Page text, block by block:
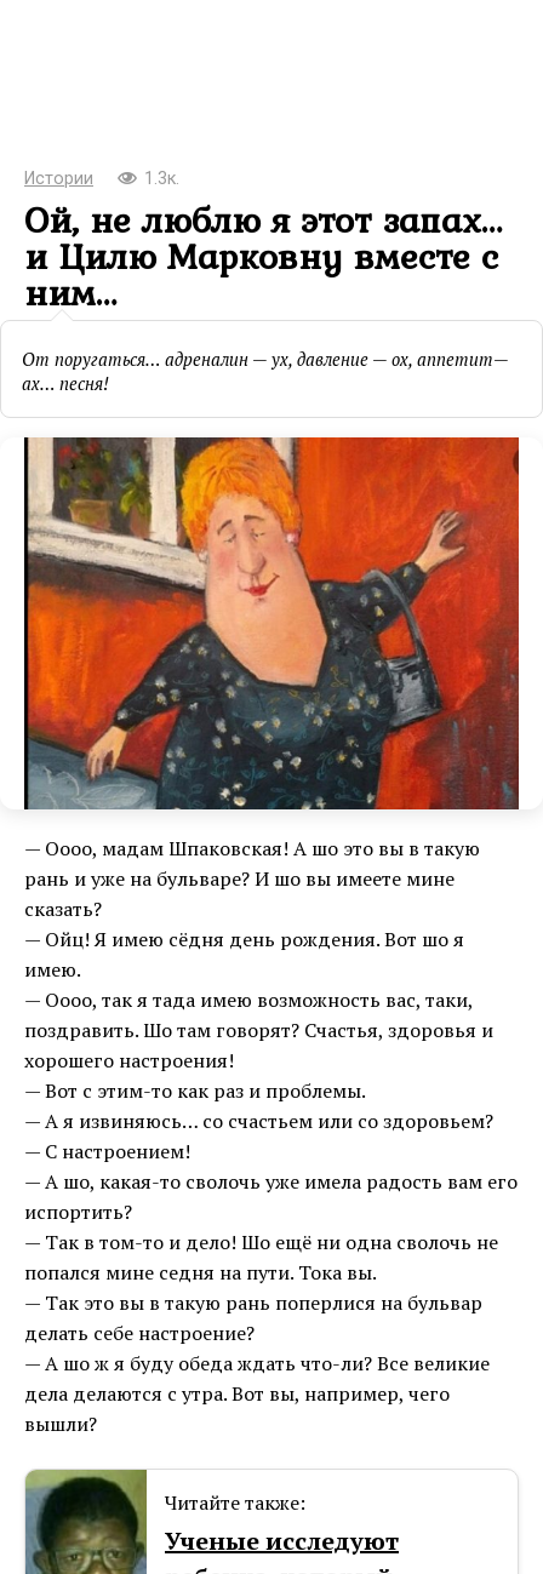
Истории 1.3к.
Ой, не люблю я этот запах…
и Цилю Марковну вместе с
ним…
От поругаться… адреналин — ух, давление — ох, аппетит—
ах… песня!
— Оооо, мадам Шпаковская! А шо это вы в такую
рань и уже на бульваре? И шо вы имеете мине
сказать?
— Ойц! Я имею сёдня день рождения. Вот шо я
имею.
— Оооо, так я тада имею возможность вас, таки,
поздравить. Шо там говорят? Счастья, здоровья и
хорошего настроения!
— Вот с этим-то как раз и проблемы.
— А я извиняюсь… со счастьем или со здоровьем?
— С настроением!
— А шо, какая-то сволочь уже имела радость вам его
испортить?
— Так в том-то и дело! Шо ещё ни одна сволочь не
попался мине седня на пути. Тока вы.
— Так это вы в такую рань поперлися на бульвар
делать себе настроение?
— А шо ж я буду обеда ждать что-ли? Все великие
дела делаются с утра. Вот вы, например, чего
вышли?
Читайте также:
Ученые исследуют